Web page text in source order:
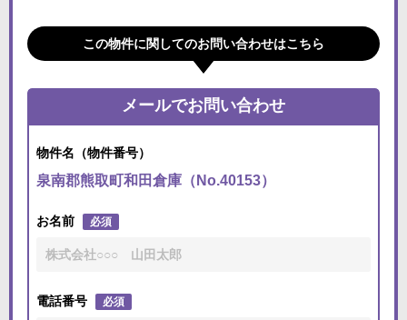
この物件に関してのお問い合わせはこちら
メールでお問い合わせ
物件名（物件番号）
泉南郡熊取町和田倉庫（No.40153）
お名前 必須
電話番号 必須